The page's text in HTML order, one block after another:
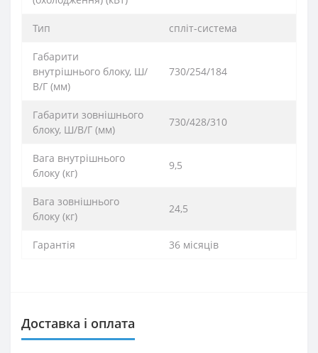
Тип спліт-система
Габарити
внутрішнього блоку, Ш/
В/Г (мм)
730/254/184
Габарити зовнішнього
блоку, Ш/В/Г (мм)
730/428/310
Вага внутрішнього
блоку (кг)
9,5
Вага зовнішнього
блоку (кг)
24,5
Гарантія 36 місяців
Доставка і оплата